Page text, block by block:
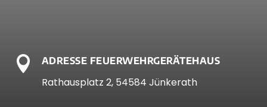
 ADRESSE FEUERWEHRGERÄTEHAUS
Rathausplatz 2, 54584 Jünkerath